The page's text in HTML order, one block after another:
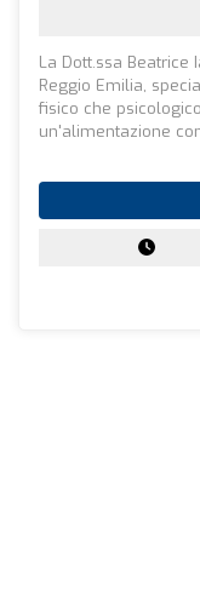
La Dott.ssa Beatrice
Reggio Emilia,
fisico che
un'alimentazione